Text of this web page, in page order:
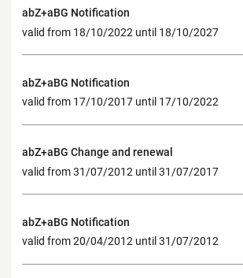
abZ+aBG Notification
valid from 18/10/2022 until 18/10/2027
abZ+aBG Notification
valid from 17/10/2017 until 17/10/2022
abZ+aBG Change and renewal
valid from 31/07/2012 until 31/07/2017
abZ+aBG Notification
valid from 20/04/2012 until 31/07/2012